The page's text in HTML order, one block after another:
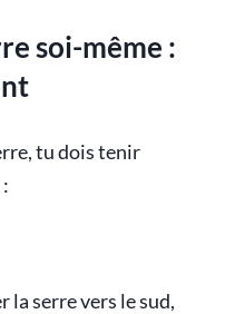
soi-même :
tu dois tenir
la serre vers le sud,